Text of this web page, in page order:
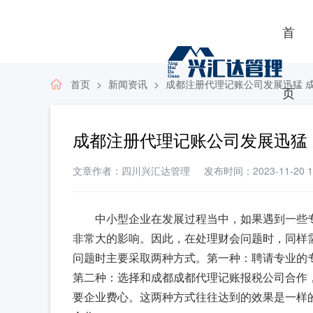
首
页
首页 新闻资讯 成都注册代理记账公司发展迅猛
成都注册代理记账公司发展迅
文章作者：四川兴汇达管理 发布时间：2023-11-20
中小型企业在发展过程当中，如果遇到一
非常大的影响。因此，在处理财会问题时，同
问题时主要采取两种方式。第一种：聘请专业
第二种：选择和成都成都代理记账报税公司合
要企业费心。这两种方式往往达到的效果是一